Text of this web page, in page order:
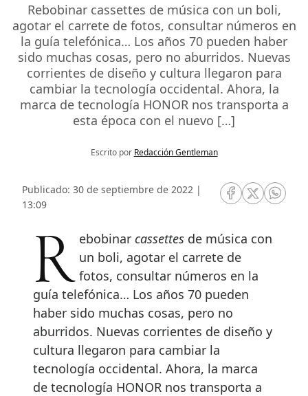
Rebobinar cassettes de música con un boli,
agotar el carrete de fotos, consultar números en
la guía telefónica… Los años 70 pueden haber
sido muchas cosas, pero no aburridos. Nuevas
corrientes de diseño y cultura llegaron para
cambiar la tecnología occidental. Ahora, la
marca de tecnología HONOR nos transporta a
esta época con el nuevo […]
Escrito por Redacción Gentleman
Publicado: 30 de septiembre de 2022 |
13:09
RRSS Facebook
RRSSRRSS
Rebobinar cassettes de música con
un boli, agotar el carrete de
fotos, consultar números en la
guía telefónica… Los años 70 pueden
haber sido muchas cosas, pero no
aburridos. Nuevas corrientes de diseño y
cultura llegaron para cambiar la
tecnología occidental. Ahora, la marca
de tecnología HONOR nos transporta a